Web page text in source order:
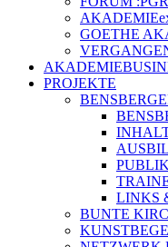
GOETHE
PROJEKTE
LINKS
BUNTE